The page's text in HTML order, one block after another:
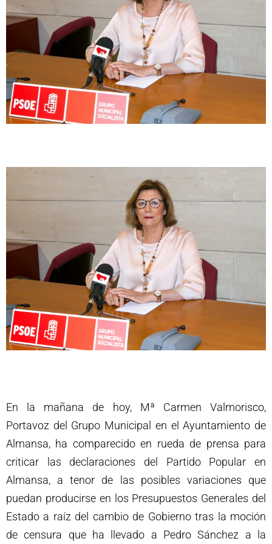
En la mañana de hoy, Mª Carmen Valmorisco,
Portavoz del Grupo Municipal en el Ayuntamiento de
Almansa, ha comparecido en rueda de prensa para
criticar las declaraciones del Partido Popular en
Almansa, a tenor de las posibles variaciones que
puedan producirse en los Presupuestos Generales del
Estado a raíz del cambio de Gobierno tras la moción
de censura que ha llevado a Pedro Sánchez a la